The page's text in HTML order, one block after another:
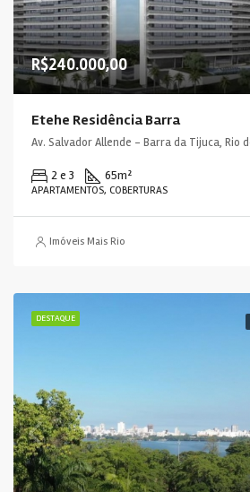
R$240.000,00
Etehe Residência Barra
2 e 3 65m²
APARTAMENTOS, COBERTURAS
Imóveis Mais Rio
DESTAQUE